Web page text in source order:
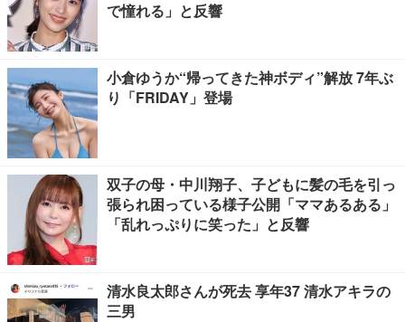
で憧れる」と反響
小倉ゆうか“帰ってきた神ボディ”解放 7年ぶ
り「FRIDAY」登場
双子の母・中川翔子、子どもに髪の毛を引っ
張られ困っている様子公開「ママあるある」
「乱れっぷりに笑った」と反響
清水良太郎さんが死去 享年37 清水アキラの
三男